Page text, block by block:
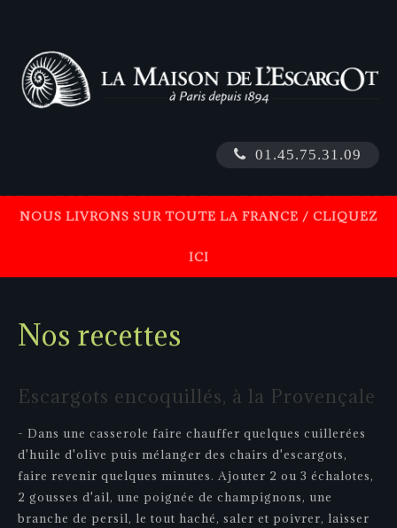
01.45.75.31.09
NOUS LIVRONS SUR TOUTE LA FRANCE / CLIQUEZ
ICI
Nos recettes
Escargots encoquillés, à la Provençale
- Dans une casserole faire chauffer quelques cuillerées
d'huile d'olive puis mélanger des chairs d'escargots,
faire revenir quelques minutes. Ajouter 2 ou 3 échalotes,
2 gousses d'ail, une poignée de champignons, une
branche de persil, le tout haché, saler et poivrer, laisser